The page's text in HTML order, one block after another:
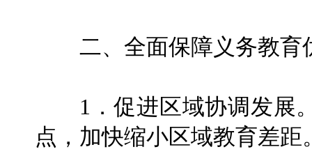
二、全面保障义务教育
1．促进区域协调发展
点，加快缩小区域教育差